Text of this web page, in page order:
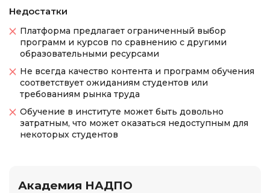
Недостатки
Платформа предлагает ограниченный выбор
программ и курсов по сравнению с другими
образовательными ресурсами
Не всегда качество контента и программ обучения
соответствует ожиданиям студентов или
требованиям рынка труда
Обучение в институте может быть довольно
затратным, что может оказаться недоступным для
некоторых студентов
Академия НАДПО